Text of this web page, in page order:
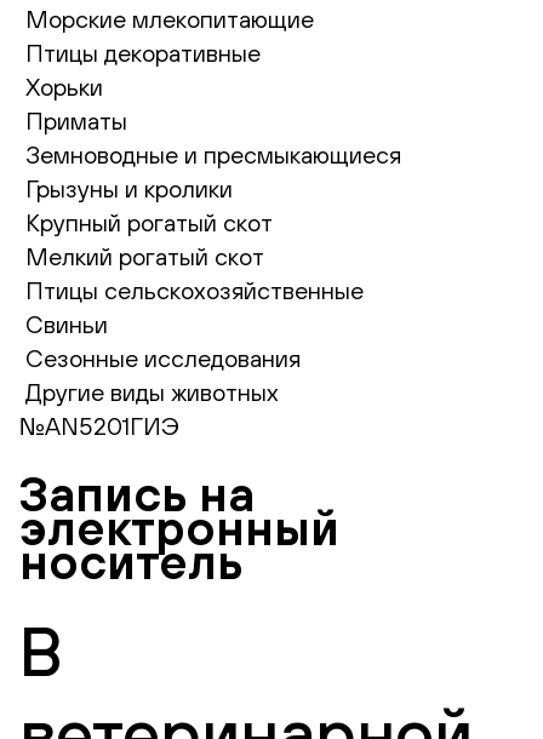
Морские млекопитающие
Птицы декоративные
Хорьки
Приматы
Земноводные и пресмыкающиеся
Грызуны и кролики
Крупный рогатый скот
Мелкий рогатый скот
Птицы сельскохозяйственные
Свиньи
Сезонные исследования
Другие виды животных
№AN5201ГИЭ
Запись на
электронный
носитель
В